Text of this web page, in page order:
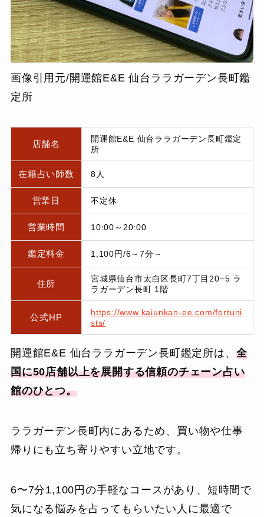
画像引用元/開運館E&E 仙台ララガーデン長町鑑
定所
店舗名
開運館E&E 仙台ララガーデン長町鑑定
所
在籍占い師数 8人
営業日 不定休
営業時間 10:00～20:00
鑑定料金 1,100円/6～7分～
住所
宮城県仙台市太白区長町7丁目20−5 ラ
ラガーデン長町 1階
公式HP
https://www.kaiunkan-ee.com/fortuni
sts/
開運館E&E 仙台ララガーデン長町鑑定所は、 全
国に50店舗以上を展開する信頼のチェーン占い
館のひとつ。
ララガーデン長町内にあるため、買い物や仕事
帰りにも立ち寄りやすい立地です。
6〜7分1,100円の手軽なコースがあり、短時間で
気になる悩みを占ってもらいたい人に最適で